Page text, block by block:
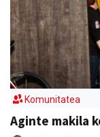
Komunitatea
Aginte makila